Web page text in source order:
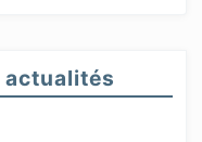
actualités